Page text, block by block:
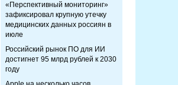
«Перспективный мониторинг»
зафиксировал крупную утечку
медицинских данных россиян в
июле
Российский рынок ПО для ИИ
достигнет 95 млрд рублей к 2030
году